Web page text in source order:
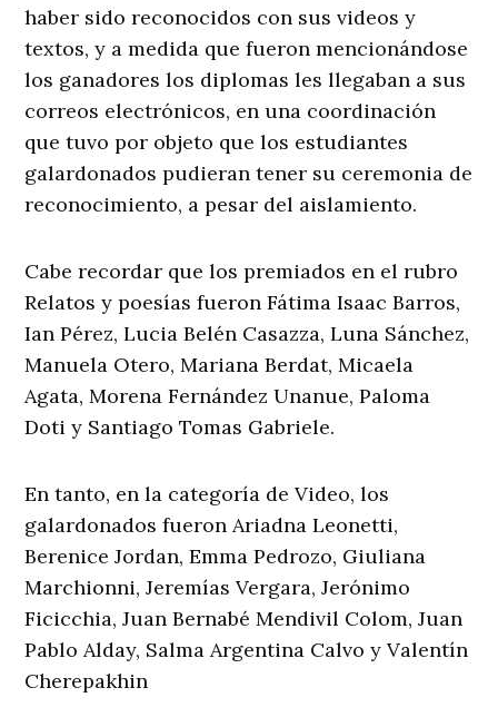
haber sido reconocidos con sus videos y
textos, y a medida que fueron mencionándose
los ganadores los diplomas les llegaban a sus
correos electrónicos, en una coordinación
que tuvo por objeto que los estudiantes
galardonados pudieran tener su ceremonia de
reconocimiento, a pesar del aislamiento.
Cabe recordar que los premiados en el rubro
Relatos y poesías fueron Fátima Isaac Barros,
Ian Pérez, Lucia Belén Casazza, Luna Sánchez,
Manuela Otero, Mariana Berdat, Micaela
Agata, Morena Fernández Unanue, Paloma
Doti y Santiago Tomas Gabriele.
En tanto, en la categoría de Video, los
galardonados fueron Ariadna Leonetti,
Berenice Jordan, Emma Pedrozo, Giuliana
Marchionni, Jeremías Vergara, Jerónimo
Ficicchia, Juan Bernabé Mendivil Colom, Juan
Pablo Alday, Salma Argentina Calvo y Valentín
Cherepakhin